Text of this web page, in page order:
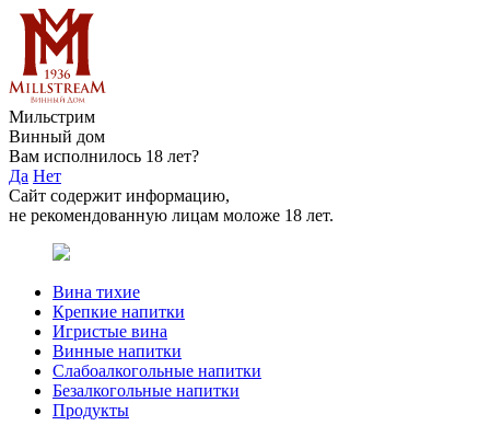
Мильстрим
Винный дом
Вам исполнилось 18 лет?
Да Нет
Сайт содержит информацию,
не рекомендованную лицам моложе 18 лет.
Вина тихие
Крепкие напитки
Игристые вина
Винные напитки
Слабоалкогольные напитки
Безалкогольные напитки
Продукты